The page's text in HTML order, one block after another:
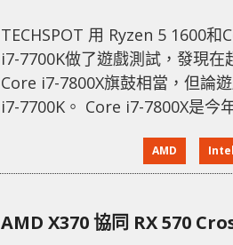
TECHSPOT 用 Ryzen 5 1600和
i7-7700K做了遊戲測試，發現在
Core i7-7800X旗鼓相當，但論
i7-7700K。 Core i7-7800X是今
果用戶追求高性能，大可以直
也可以將目光轉向AMD Ryzen
AMD Intel
AMD X370 協同 RX 570